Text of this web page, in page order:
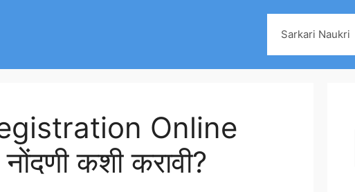
Sarkari Naukri
Online
कशी करावी?